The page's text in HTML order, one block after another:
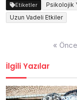
Etiketler Psikolojik
Uzun Vadeli Etkiler
«
İlgili Yazılar